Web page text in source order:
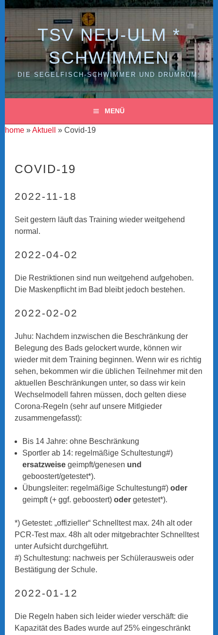
Zum
TSV NEU-ULM *
SCHWIMMEN
DIE SEGELFISCH-SCHWIMMER UND DRUMRUM.
MENÜ
home »Aktuell » Covid-19
COVID-19
2022-11-18
Seit gestern läuft das Training wieder weitgehend
normal.
2022-04-02
Die Restriktionen sind nun weitgehend aufgehoben.
Die Maskenpflicht im Bad bleibt jedoch bestehen.
2022-02-02
Juhu: Nachdem inzwischen die Beschränkung der
Belegung des Bads gelockert wurde, können wir
wieder mit dem Training beginnen. Wenn wir es richtig
sehen, bekommen wir die üblichen Teilnehmer mit den
aktuellen Beschränkungen unter, so dass wir kein
Wechselmodell fahren müssen, doch gelten diese
Corona-Regeln (sehr auf unsere Mitlgieder
zusammengefasst):
Bis 14 Jahre: ohne Beschränkung
Sportler ab 14: regelmäßige Schultestung#)
ersatzweise geimpft/genesen und
geboostert/getestet*).
Übungsleiter: regelmäßige Schultestung#)oder
geimpft (+ ggf. geboostert)oder getestet*).
*) Getestet: „offizieller“ Schnelltest max. 24h alt oder
PCR-Test max. 48h alt oder mitgebrachter Schnelltest
unter Aufsicht durchgeführt.
#) Schultestung: nachweis per Schülerausweis oder
Bestätigung der Schule.
2022-01-12
Die Regeln haben sich leider wieder verschäft: die
Kapazität des Bades wurde auf 25% eingeschränkt